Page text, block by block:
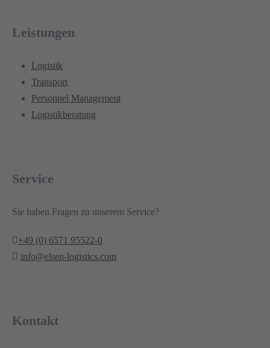
Leistungen
Logistik
Transport
Personnel Management
Logistikberatung
Service
Sie haben Fragen zu unserem Service?
+49 (0) 6571 95522-0
info@elsen-logistics.com
Kontakt